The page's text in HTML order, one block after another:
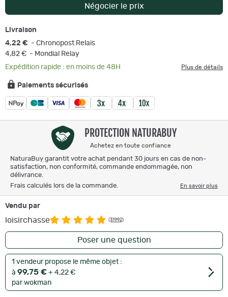
Négocier le prix
Livraison
4,22 € - Chronopost Relais
4,82 € - Mondial Relay
Expédition rapide : en moins de 48H
Plus de détails
Paiements sécurisés
PROTECTION NATURABUY
Achetez en toute confiance
NaturaBuy garantit votre achat pendant 30 jours en cas de non-
satisfaction, non conformité, commande endommagée, non
délivrance.
Frais calculés lors de la commande.
En savoir plus
Vendu par
loisirchasse (31992)
Poser une question
1 vendeur propose le même objet :
à 99,75 € + 4,22 €
par wokman